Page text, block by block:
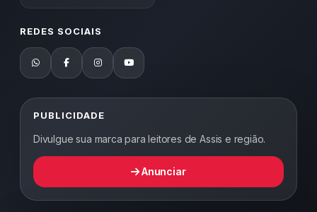
REDES SOCIAIS
PUBLICIDADE
Divulgue sua marca para leitores de Assis e região.
Anunciar